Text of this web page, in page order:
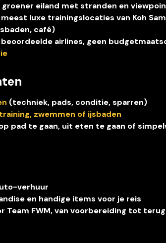
groener eiland met stranden en
meest luxe trainingslocaties van Koh
café)
airlines, geen
(techniek, pads, conditie, sparren)
zwemmen of ijsbaden
pad te gaan, uit eten te gaan of
verhuur
en handige items voor je reis
Team FWM, van voorbereiding tot